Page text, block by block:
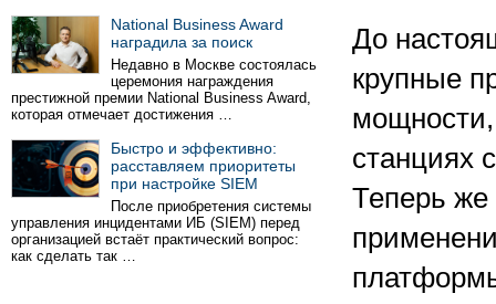
National Business Award
наградила за поиск
Недавно в Москве состоялась
церемония награждения
престижной премии National Business Award,
которая отмечает достижения …
Быстро и эффективно:
расставляем приоритеты
при настройке SIEM
После приобретения системы
управления инцидентами ИБ (SIEM) перед
организацией встаёт практический вопрос:
как сделать так …
До
крупные
мощности,
станциях
Теперь